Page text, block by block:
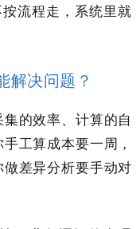
流程走，系统里就
解决问题？
的效率、计算的自
工算成本要一周，
差异分析要手动对